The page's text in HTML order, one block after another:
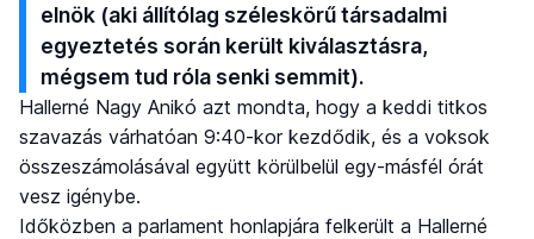
elnök (aki állítólag széleskörű társadalmi
egyeztetés során került kiválasztásra,
mégsem tud róla senki semmit).
Hallerné Nagy Anikó azt mondta, hogy a keddi titkos
szavazás várhatóan 9:40-kor kezdődik, és a voksok
összeszámolásával együtt körülbelül egy-másfél órát
vesz igénybe.
Időközben a parlament honlapjára felkerült a Hallerné